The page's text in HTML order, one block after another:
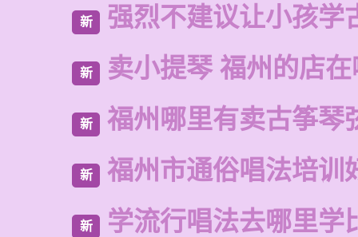
新 强烈不建议让小孩学
新 卖小提琴 福州的店
新 福州哪里有卖古筝琴
新 福州市通俗唱法培训
新 学流行唱法去哪里学